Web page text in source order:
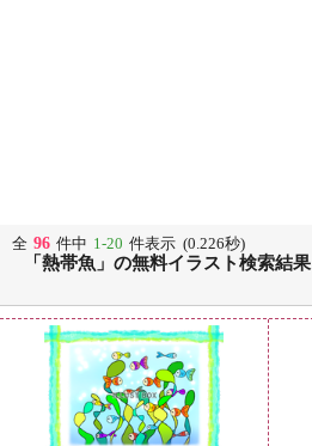
全 96 件中 1-20 件表示 (0.226秒)
「熱帯魚」の無料イラスト検索結果